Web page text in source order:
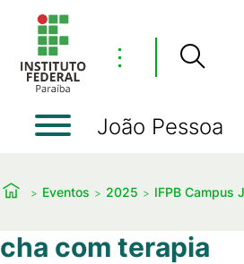
⋮
João Pessoa
Eventos 2025 IFPB Campus
cha com terapia